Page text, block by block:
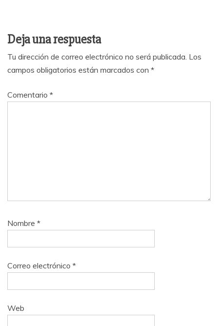
Deja una respuesta
Tu dirección de correo electrónico no será publicada. Los
campos obligatorios están marcados con *
Comentario *
Nombre *
Correo electrónico *
Web